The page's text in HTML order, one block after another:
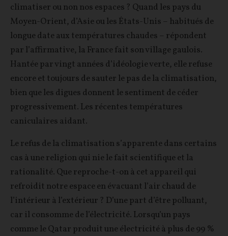
climatiser ou non nos espaces ? Quand les pays du
Moyen-Orient, d’Asie ou les États-Unis – habitués de
longue date aux températures chaudes – répondent
par l’affirmative, la France fait son village gaulois.
Hantée par vingt années d’idéologie verte, elle refuse
encore et toujours de sauter le pas de la climatisation,
bien que les digues donnent le sentiment de céder
progressivement. Les récentes températures
caniculaires aidant.
Le refus de la climatisation s’apparente dans certains
cas à une religion qui nie le fait scientifique et la
rationalité. Que reproche-t-on à cet appareil qui
refroidit notre espace en évacuant l’air chaud de
l’intérieur à l’extérieur ? D’une part d’être polluant,
car il consomme de l’électricité. Lorsqu’un pays
comme le Qatar produit une électricité à plus de 99 %